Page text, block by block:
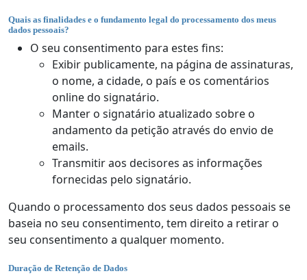
Quais as finalidades e o fundamento legal do processamento dos meus
dados pessoais?
O seu consentimento para estes fins:
Exibir publicamente, na página de assinaturas,
o nome, a cidade, o país e os comentários
online do signatário.
Manter o signatário atualizado sobre o
andamento da petição através do envio de
emails.
Transmitir aos decisores as informações
fornecidas pelo signatário.
Quando o processamento dos seus dados pessoais se
baseia no seu consentimento, tem direito a retirar o
seu consentimento a qualquer momento.
Duração de Retenção de Dados